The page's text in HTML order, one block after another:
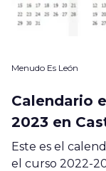
Menudo Es León
Calendario
2023 en
Este es el
el curso 2022-